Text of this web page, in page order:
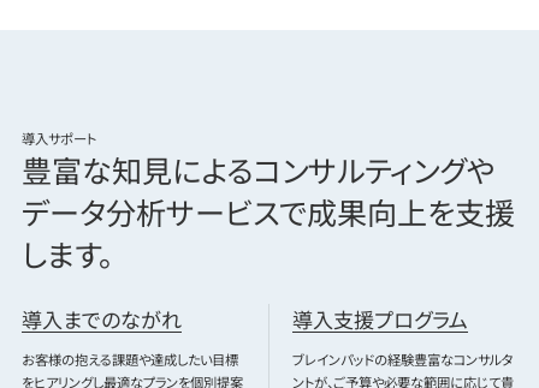
導入サポート
豊富な知見によるコンサルティングや
データ分析サービスで成果向上を支援
します。
導入までのながれ
お客様の抱える課題や達成したい目標
をヒアリングし最適なプランを個別提案
導入支援プログラム
ブレインパッドの経験豊富なコンサルタ
ントが、ご予算や必要な範囲に応じて貴